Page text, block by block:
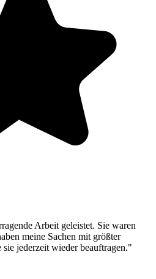
Arbeit geleistet. Sie waren
meine Sachen mit größter
jederzeit wieder beauftragen."